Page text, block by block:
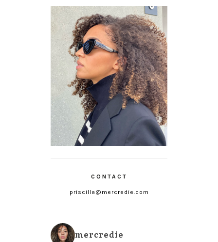
CONTACT
priscilla@mercredie.com
mercredie